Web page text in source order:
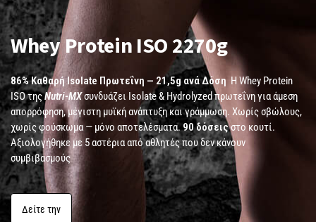
Whey Protein ISO 2270g
86% Καθαρή Isolate Πρωτεΐνη — 21,5g ανά Δόση Η Whey Protein
ISO τηςNutri-MXσυνδυάζει Isolate & Hydrolyzed πρωτεΐνη για άμεση
απορρόφηση, μέγιστη μυϊκή ανάπτυξη και γράμμωση. Χωρίς σβώλους,
χωρίς φούσκωμα — μόνο αποτελέσματα. 90 δόσειςστο κουτί.
Αξιολογήθηκε με 5 αστέρια από αθλητές που δεν κάνουν
συμβιβασμούς
Δείτε την